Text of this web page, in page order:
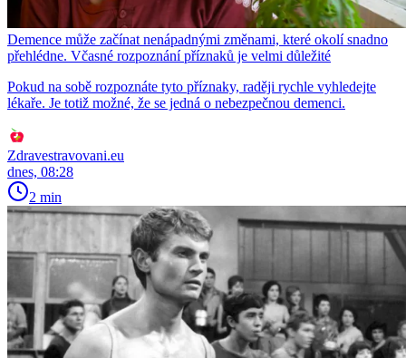
Demence může začínat nenápadnými změnami, které okolí snadno
přehlédne. Včasné rozpoznání příznaků je velmi důležité
Pokud na sobě rozpoznáte tyto příznaky, raději rychle vyhledejte
lékaře. Je totiž možné, že se jedná o nebezpečnou demenci.
Zdravestravovani.eu
dnes, 08:28
2 min